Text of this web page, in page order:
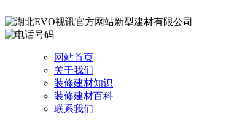
网站首页
关于我们
装修建材知识
装修建材百科
联系我们